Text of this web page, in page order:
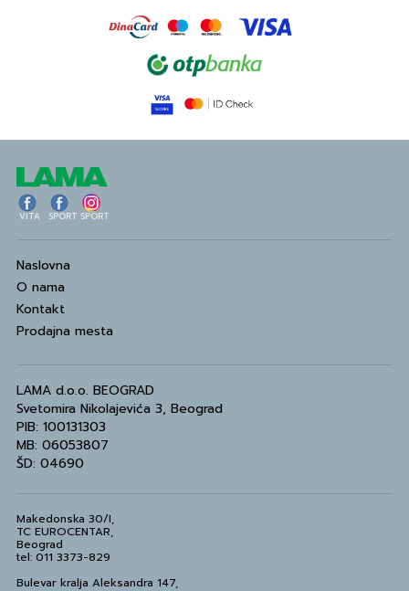
VITA SPORT SPORT
Naslovna
O nama
Kontakt
Prodajna mesta
LAMA d.o.o. BEOGRAD
Svetomira Nikolajevića 3, Beograd
PIB: 100131303
MB: 06053807
ŠD: 04690
Makedonska 30/I,
TC EUROCENTAR,
Beograd
tel: 011 3373-829
Bulevar kralja Aleksandra 147,